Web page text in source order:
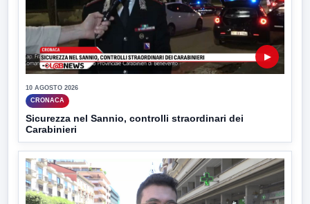
▶
10 AGOSTO 2026
CRONACA
Sicurezza nel Sannio, controlli straordinari dei
Carabinieri